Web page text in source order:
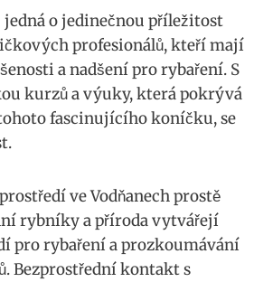
jedná o jedinečnou příležitost
profesionálů, kteří mají
a nadšení pro rybaření. S‍
kurzů a výuky, která pokrývá
fascinujícího koníčku, se
ve Vodňanech prostě
‍rybníky a ​příroda vytvářejí
pro ‍rybaření a prozkoumávání
Bezprostřední kontakt s